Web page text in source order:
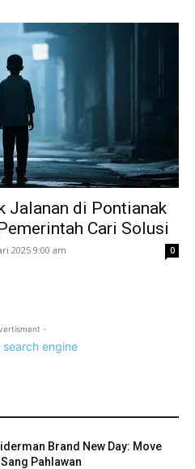
Jalanan di Pontianak
Cari Solusi
2025 9:00 am 0
-
Brand New Day: Move
Pahlawan